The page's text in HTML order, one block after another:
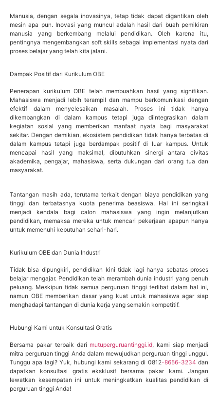
Manusia, dengan segala inovasinya, tetap tidak dapat digantikan oleh
mesin apa pun. Inovasi yang muncul adalah hasil dari buah pemikiran
manusia yang berkembang melalui pendidikan. Oleh karena itu,
pentingnya mengembangkan soft skills sebagai implementasi nyata dari
proses belajar yang telah kita jalani.
Dampak Positif dari Kurikulum OBE
Penerapan kurikulum OBE telah membuahkan hasil yang signifikan.
Mahasiswa menjadi lebih terampil dan mampu berkomunikasi dengan
efektif dalam menyelesaikan masalah. Proses ini tidak hanya
dikembangkan di dalam kampus tetapi juga diintegrasikan dalam
kegiatan sosial yang memberikan manfaat nyata bagi masyarakat
sekitar. Dengan demikian, ekosistem pendidikan tidak hanya terbatas di
dalam kampus tetapi juga berdampak positif di luar kampus. Untuk
mencapai hasil yang maksimal, dibutuhkan sinergi antara civitas
akademika, pengajar, mahasiswa, serta dukungan dari orang tua dan
masyarakat.
Tantangan masih ada, terutama terkait dengan biaya pendidikan yang
tinggi dan terbatasnya kuota penerima beasiswa. Hal ini seringkali
menjadi kendala bagi calon mahasiswa yang ingin melanjutkan
pendidikan, memaksa mereka untuk mencari pekerjaan apapun hanya
untuk memenuhi kebutuhan sehari-hari.
Kurikulum OBE dan Dunia Industri
Tidak bisa dipungkiri, pendidikan kini tidak lagi hanya sebatas proses
belajar mengajar. Pendidikan telah merambah dunia industri yang penuh
peluang. Meskipun tidak semua perguruan tinggi terlibat dalam hal ini,
namun OBE memberikan dasar yang kuat untuk mahasiswa agar siap
menghadapi tantangan di dunia kerja yang semakin kompetitif.
Hubungi Kami untuk Konsultasi Gratis
Bersama pakar terbaik dari mutuperguruantinggi.id, kami siap menjadi
mitra perguruan tinggi Anda dalam mewujudkan perguruan tinggi unggul.
Tunggu apa lagi? Yuk, hubungi kami sekarang di 0812-8656-3234 dan
dapatkan konsultasi gratis eksklusif bersama pakar kami. Jangan
lewatkan kesempatan ini untuk meningkatkan kualitas pendidikan di
perguruan tinggi Anda!